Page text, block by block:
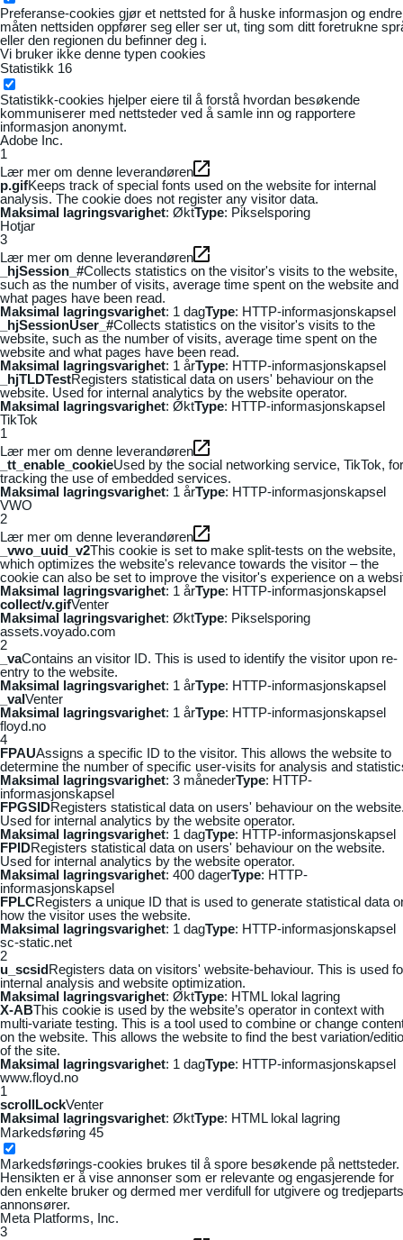
Preferanse-cookies gjør et nettsted for å huske informasjon og
måten nettsiden oppfører seg eller ser ut, ting som ditt foretrukne
eller den regionen du befinner deg i.
Vi bruker ikke denne typen cookies
Statistikk 16
Statistikk-cookies hjelper eiere til å forstå hvordan besøkende
kommuniserer med nettsteder ved å samle inn og rapportere
informasjon anonymt.
Adobe Inc.
1
Lær mer om denne leverandøren
p.gifKeeps track of special fonts used on the website for internal
analysis. The cookie does not register any visitor data.
Maksimal lagringsvarighet: ØktType: Pikselsporing
Hotjar
3
Lær mer om denne leverandøren
_hjSession_#Collects statistics on the visitor's visits to the website,
such as the number of visits, average time spent on the website and
what pages have been read.
Maksimal lagringsvarighet: 1 dagType: HTTP-informasjonskapsel
_hjSessionUser_#Collects statistics on the visitor's visits to the
website, such as the number of visits, average time spent on the
website and what pages have been read.
Maksimal lagringsvarighet: 1 årType: HTTP-informasjonskapsel
_hjTLDTestRegisters statistical data on users' behaviour on the
website. Used for internal analytics by the website operator.
Maksimal lagringsvarighet: ØktType: HTTP-informasjonskapsel
TikTok
1
Lær mer om denne leverandøren
_tt_enable_cookieUsed by the social networking service, TikTok, for
tracking the use of embedded services.
Maksimal lagringsvarighet: 1 årType: HTTP-informasjonskapsel
VWO
2
Lær mer om denne leverandøren
_vwo_uuid_v2This cookie is set to make split-tests on the website,
which optimizes the website's relevance towards the visitor – the
cookie can also be set to improve the visitor's experience on a
Maksimal lagringsvarighet: 1 årType: HTTP-informasjonskapsel
collect/v.gifVenter
Maksimal lagringsvarighet: ØktType: Pikselsporing
assets.voyado.com
2
_vaContains an visitor ID. This is used to identify the visitor upon re-
entry to the website.
Maksimal lagringsvarighet: 1 årType: HTTP-informasjonskapsel
_vaIVenter
Maksimal lagringsvarighet: 1 årType: HTTP-informasjonskapsel
floyd.no
4
FPAUAssigns a specific ID to the visitor. This allows the website to
determine the number of specific user-visits for analysis and
Maksimal lagringsvarighet: 3 månederType: HTTP-
informasjonskapsel
FPGSIDRegisters statistical data on users' behaviour on the
Used for internal analytics by the website operator.
Maksimal lagringsvarighet: 1 dagType: HTTP-informasjonskapsel
FPIDRegisters statistical data on users' behaviour on the website.
Used for internal analytics by the website operator.
Maksimal lagringsvarighet: 400 dagerType: HTTP-
informasjonskapsel
FPLCRegisters a unique ID that is used to generate statistical data
how the visitor uses the website.
Maksimal lagringsvarighet: 1 dagType: HTTP-informasjonskapsel
sc-static.net
2
u_scsidRegisters data on visitors' website-behaviour. This is used
internal analysis and website optimization.
Maksimal lagringsvarighet: ØktType: HTML lokal lagring
X-ABThis cookie is used by the website’s operator in context with
multi-variate testing. This is a tool used to combine or change
on the website. This allows the website to find the best variation/
of the site.
Maksimal lagringsvarighet: 1 dagType: HTTP-informasjonskapsel
www.floyd.no
1
scrollLockVenter
Maksimal lagringsvarighet: ØktType: HTML lokal lagring
Markedsføring 45
Markedsførings-cookies brukes til å spore besøkende på nettsteder.
Hensikten er å vise annonser som er relevante og engasjerende for
den enkelte bruker og dermed mer verdifull for utgivere og tredjeparts
annonsører.
Meta Platforms, Inc.
3